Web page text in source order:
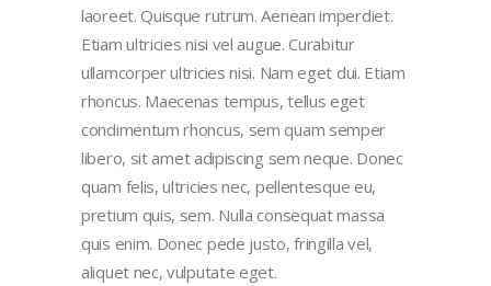
laoreet. Quisque rutrum. Aenean imperdiet.
Etiam ultricies nisi vel augue. Curabitur
ullamcorper ultricies nisi. Nam eget dui. Etiam
rhoncus. Maecenas tempus, tellus eget
condimentum rhoncus, sem quam semper
libero, sit amet adipiscing sem neque. Donec
quam felis, ultricies nec, pellentesque eu,
pretium quis, sem. Nulla consequat massa
quis enim. Donec pede justo, fringilla vel,
aliquet nec, vulputate eget.